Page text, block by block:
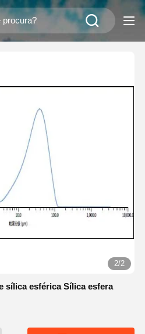
2/2
sílica esférica Sílica esfera